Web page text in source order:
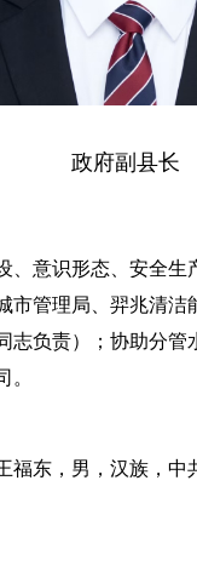
政府副县长
、意识形态、安全
市管理局、羿兆清
志负责）；协助分
。
福东，男，汉族，中